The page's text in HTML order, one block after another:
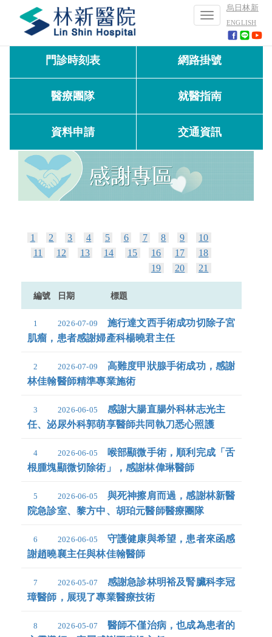
烏日林新
ENGLISH
Toggle
navigation
門診時刻表 網路掛號
醫療團隊 就醫指南
資料申請 交通資訊
1 2 3 4 5 6 7 8 9
10
11
12 13 14 15 16 17
18
19
20 21
編號 日期 標題
1 2026-07-09
施行達文西手術成功切除子宮
肌瘤，患者感謝婦產科楊曉君主任
2 2026-07-09
高難度甲狀腺手術成功，感謝
林佳翰醫師精準專業施術
3 2026-06-05
感謝大腸直腸外科林志光主
任、泌尿外科郭萌享醫師共同執刀悉心照護
4 2026-06-05
喉部顯微手術，順利完成「舌
根腫塊顯微切除術」，感謝林偉琳醫師
5 2026-06-05
與死神擦肩而過，感謝林新醫
院急診室、黎方中、胡珀元醫師醫療團隊
6 2026-06-05
守護健康與希望，患者來函感
謝趙曉襄主任與林佳翰醫師
7 2026-05-07
感謝急診林明裕及腎臟科李冠
璋醫師，展現了專業醫療技術
8 2026-05-07
醫師不僅治病，也成為患者的